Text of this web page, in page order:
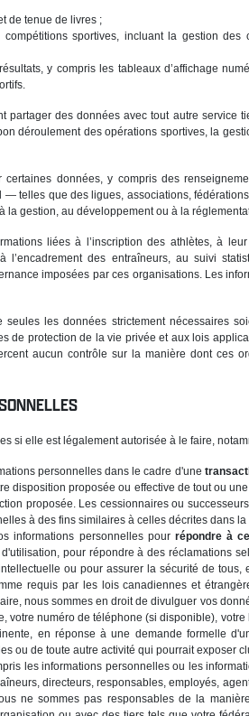
de tenue de livres ;
sportives, incluant la gestion
y compris les tableaux d’affichage
partager des données avec tout autre
déroulement des opérations sportives, la
données, y compris des
telles que des ligues, associations,
la gestion, au développement ou à la
liées à l’inscription des athlètes, à
des entraîneurs, au suivi
imposées par ces organisations. Les
les données strictement nécessaires
de protection de la vie privée et aux lois
aucun contrôle sur la manière dont ces
si elle est légalement autorisée à le faire,
personnelles dans le cadre d'une
disposition proposée ou effective de tout ou
proposée. Les cessionnaires ou
à des fins similaires à celles décrites dans
informations personnelles pour répondre à
pour répondre à des réclamations
ou pour assurer la sécurité de
requis par les lois canadiennes et
nous sommes en droit de divulguer vos
votre numéro de téléphone (si disponible),
en réponse à une demande formelle
ou de toute autre activité qui pourrait exposer
les informations personnelles ou les
directeurs, responsables, employés,
ne sommes pas responsables de la